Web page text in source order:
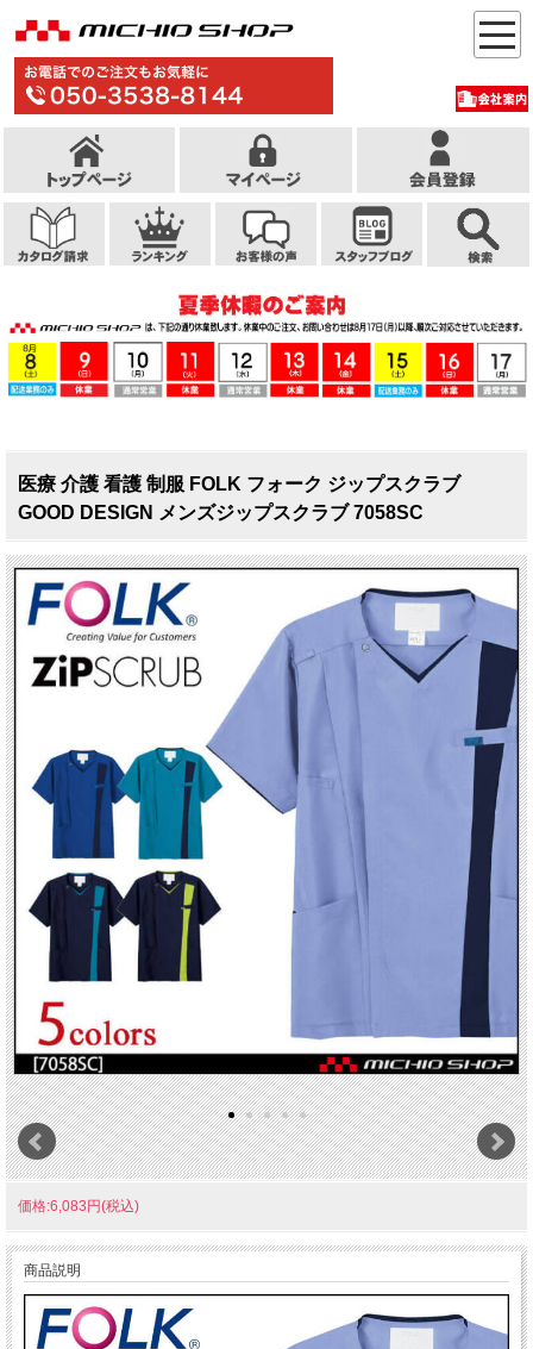
医療 介護 看護 制服 FOLK フォーク ジップスクラブ
GOOD DESIGN メンズジップスクラブ 7058SC
価格:6,083円(税込)
商品説明